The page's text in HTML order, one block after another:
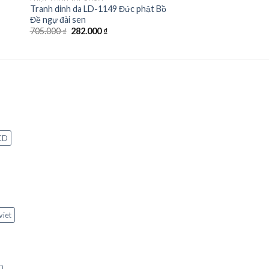
Tranh dinh da LD-1149 Đức phật Bồ
Đề ngự đài sen
705.000₫ Giá
282.000₫Giá